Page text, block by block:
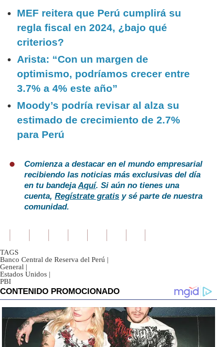
MEF reitera que Perú cumplirá su
regla fiscal en 2024, ¿bajo qué
criterios?
Arista: “Con un margen de
optimismo, podríamos crecer entre
3.7% a 4% este año”
Moody’s podría revisar al alza su
estimado de crecimiento de 2.7%
para Perú
Comienza a destacar en el mundo empresarial
recibiendo las noticias más exclusivas del día
en tu bandejaAquí. Si aún no tienes una
cuenta, Regístrate gratis y sé parte de nuestra
comunidad.
TAGS
Banco Central de Reserva del Perú |
General |
Estados Unidos |
PBI